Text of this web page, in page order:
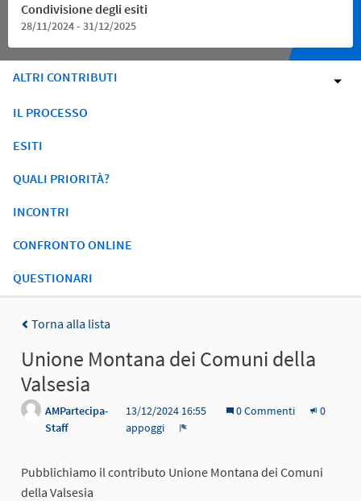
Condivisione degli esiti
28/11/2024 - 31/12/2025
ALTRI CONTRIBUTI
IL PROCESSO
ESITI
QUALI PRIORITÀ?
INCONTRI
CONFRONTO ONLINE
QUESTIONARI
Torna alla lista
Unione Montana dei Comuni della
Valsesia
AMPartecipa-
Staff
13/12/2024 16:55 0 Commenti
0
appoggi
Pubblichiamo il contributo Unione Montana dei Comuni
della Valsesia